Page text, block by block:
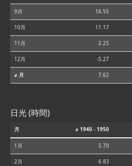
9月 16.55
10月 11.17
11月 2.25
12月 -5.27
⌀ 月 7.62
日光 (時間)
月 ⌀ 1940 - 1950
1月 5.70
2月 6.83